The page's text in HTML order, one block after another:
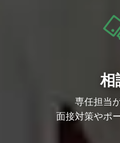
相
専任担当
面接対策やポ